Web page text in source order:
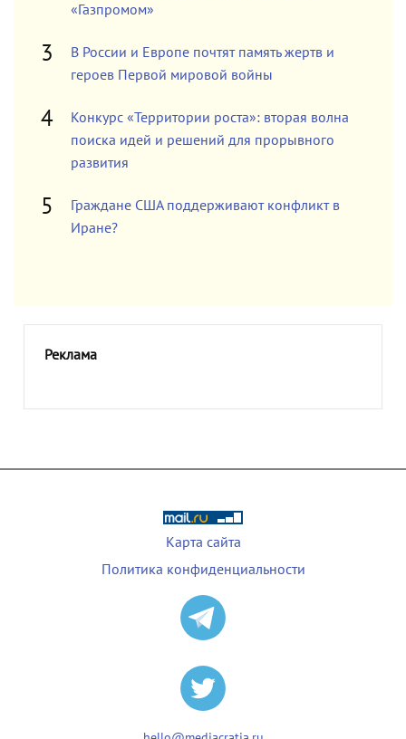
«Газпромом»
В России и Европе почтят память жертв и
героев Первой мировой войны
Конкурс «Территории роста»: вторая волна
поиска идей и решений для прорывного
развития
Граждане США поддерживают конфликт в
Иране?
Реклама
Карта сайта
Политика конфиденциальности